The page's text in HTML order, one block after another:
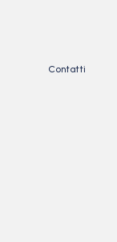
Contatti